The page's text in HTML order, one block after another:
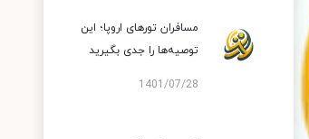
مسافران تورهای اروپا؛ این
توصیه‌ها را جدی بگیرید
1401/07/28